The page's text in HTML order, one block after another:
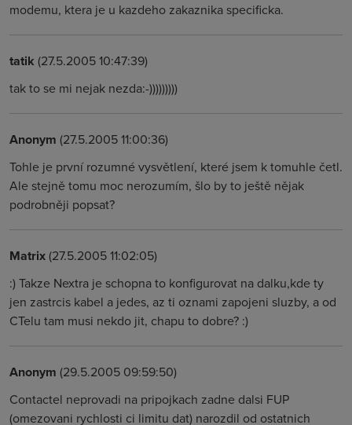
modemu, ktera je u kazdeho zakaznika specificka.
tatik (27.5.2005 10:47:39)
tak to se mi nejak nezda:-)))))))))
Anonym (27.5.2005 11:00:36)
Tohle je první rozumné vysvětlení, které jsem k tomuhle četl.
Ale stejně tomu moc nerozumím, šlo by to ještě nějak
podrobněji popsat?
Matrix(27.5.2005 11:02:05)
:) Takze Nextra je schopna to konfigurovat na dalku,kde ty
jen zastrcis kabel a jedes, az ti oznami zapojeni sluzby, a od
CTelu tam musi nekdo jit, chapu to dobre? :)
Anonym (29.5.2005 09:59:50)
Contactel neprovadi na pripojkach zadne dalsi FUP
(omezovani rychlosti ci limitu dat) narozdil od ostatnich